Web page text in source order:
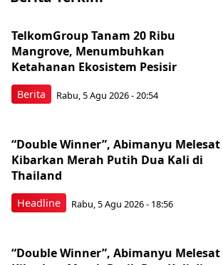
Berita
TelkomGroup Tanam 20 Ribu
Mangrove, Menumbuhkan
Ketahanan Ekosistem Pesisir
Rabu, 5 Agu 2026 - 20:54
Headline
“Double Winner”, Abimanyu Melesat
Kibarkan Merah Putih Dua Kali di
Thailand
Rabu, 5 Agu 2026 - 18:56
“Double Winner”, Abimanyu Melesat